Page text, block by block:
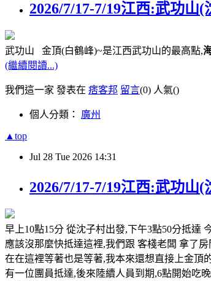
2026/7/17-7/19江西:武功山(
武功山 金頂(白鶴峰)~是江西武功山的最高點,
(繼續閱讀...)
我們這一家 發表在 痞客邦 留言(0) 人氣()
個人分類： 廣州
▲top
Jul 28 Tue 2026 14:31
2026/7/17-7/19江西:武功山(
早上10點15分 從沈子村出發,下午3點50分抵達
應該沒那麼快抵達這裡,我們跟 客棧老闆 拿了
在在這裡等著也是等著,我本來還想直接上金頂
有一位團員抵達,後來陸續人員到期,6點開始吃